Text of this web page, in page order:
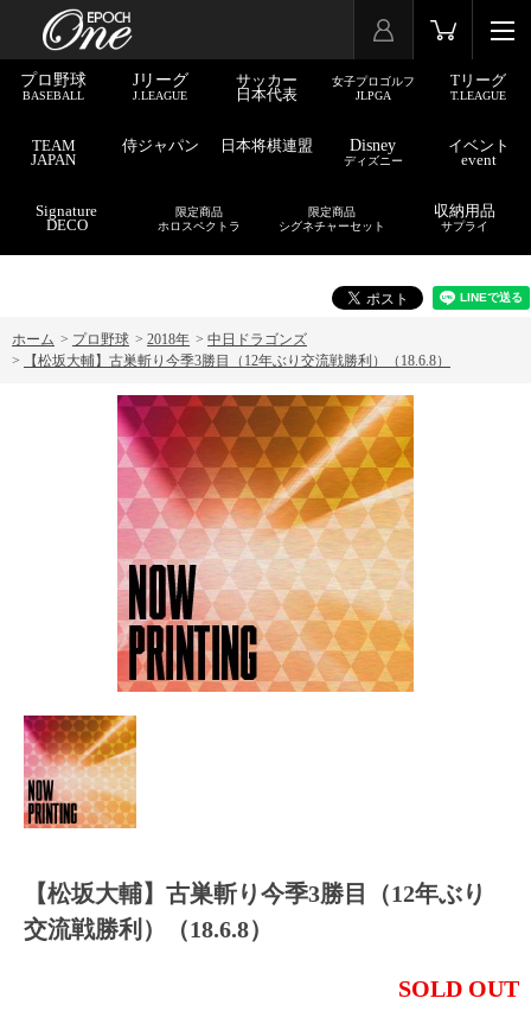
プロ野球
BASEBALL
Jリーグ
J.LEAGUE
サッカー
日本代表
女子プロゴルフ
JLPGA
Tリーグ
T.LEAGUE
TEAM
JAPAN
侍ジャパン 日本将棋連盟 Disney
ディズニー
イベント
event
Signature
DECO
限定商品
ホロスペクトラ
限定商品
シグネチャーセット
収納用品
サプライ
ホーム > プロ野球 > 2018年 > 中日ドラゴンズ
>
【松坂大輔】古巣斬り今季3勝目（12年ぶり交流戦勝利）（18.6.8）
【松坂大輔】古巣斬り今季3勝目（12年ぶり
交流戦勝利）（18.6.8）
SOLD OUT